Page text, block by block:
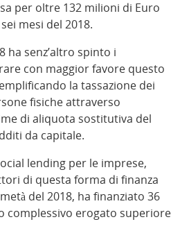
per oltre 132 milioni di Euro
mesi del 2018.
ha senz’altro spinto i
con maggior favore questo
la tassazione dei
fisiche attraverso
di aliquota sostitutiva del
da capitale.
lending per le imprese,
di questa forma di finanza
del 2018, ha finanziato 36
complessivo erogato superiore